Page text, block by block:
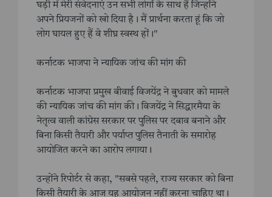
घड़ी में मेरी संवेदनाएं उन सभी लोगों के साथ हैं जिन्होंने
अपने प्रियजनों को खो दिया है। मैं प्रार्थना करता हूं कि जो
लोग घायल हुए हैं वे शीघ्र स्वस्थ हों।"
कर्नाटक भाजपा ने न्यायिक जांच की मांग की
कर्नाटक भाजपा प्रमुख बीवाई विजयेंद्र ने बुधवार को मामले
की न्यायिक जांच की मांग की। विजयेंद्र ने सिद्धारमैया के
नेतृत्व वाली कांग्रेस सरकार पर पुलिस पर दबाव बनाने और
बिना किसी तैयारी और पर्याप्त पुलिस तैनाती के समारोह
आयोजित करने का आरोप लगाया।
उन्होंने रिपोर्टर से कहा, "सबसे पहले, राज्य सरकार को बिना
किसी तैयारी के आज यह आयोजन नहीं करना चाहिए था।